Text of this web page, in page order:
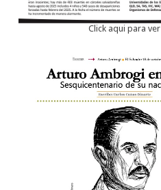
Click aqui para ver